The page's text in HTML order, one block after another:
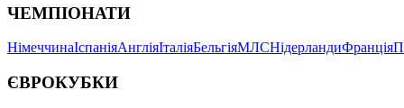
ЧЕМПІОНАТИ
НімеччинаІспаніяАнгліяІталіяБельгіяМЛСНідерландиФранція
ЄВРОКУБКИ